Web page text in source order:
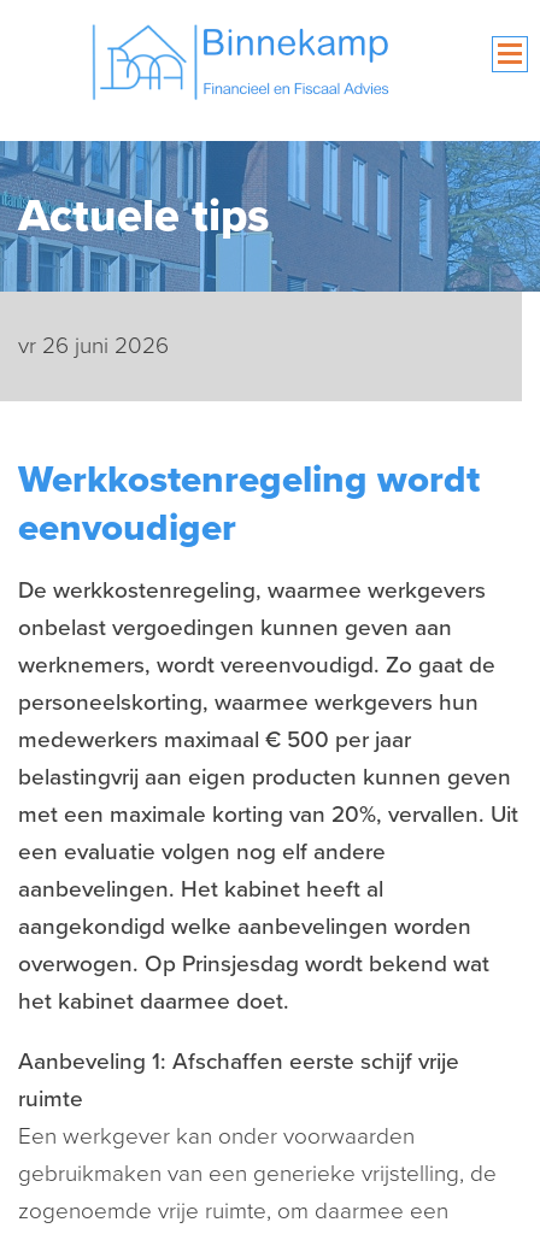
Actuele tips
vr 26 juni 2026
Werkkostenregeling wordt
eenvoudiger
De werkkostenregeling, waarmee werkgevers
onbelast vergoedingen kunnen geven aan
werknemers, wordt vereenvoudigd. Zo gaat de
personeelskorting, waarmee werkgevers hun
medewerkers maximaal € 500 per jaar
belastingvrij aan eigen producten kunnen geven
met een maximale korting van 20%, vervallen. Uit
een evaluatie volgen nog elf andere
aanbevelingen. Het kabinet heeft al
aangekondigd welke aanbevelingen worden
overwogen. Op Prinsjesdag wordt bekend wat
het kabinet daarmee doet.
Aanbeveling 1: Afschaffen eerste schijf vrije
ruimte
Een werkgever kan onder voorwaarden
gebruikmaken van een generieke vrijstelling, de
zogenoemde vrije ruimte, om daarmee een